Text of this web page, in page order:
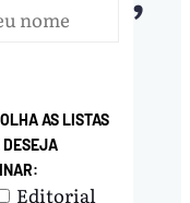
AS LISTAS
DESEJA
Editorial